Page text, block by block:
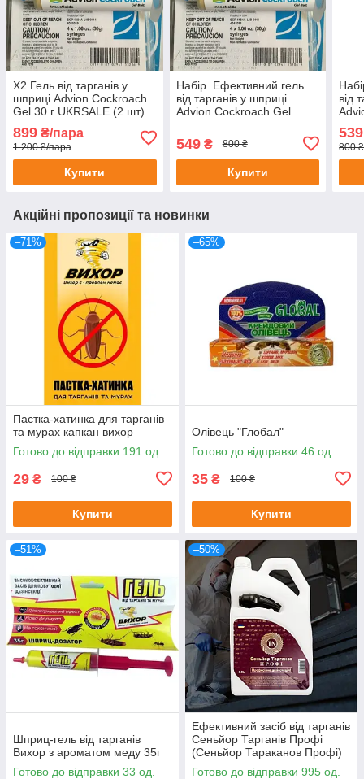
Х2 Гель від тарганів у
шприці Advion Cockroach
Gel 30 г UKRSALE (2 шт)
899 ₴/пара
1 200 ₴/пара
Купити
Набір. Ефективний гель
від тарганів у шприці
Advion Cockroach Gel
приманок від тарганів
Rubit
549₴ 800 ₴
Купити
від
539
800
Акційні пропозиції та новинки
–71%
Пастка-хатинка для тарганів
та мурах капкан вихор
Готово до відправки 191 од.
29 ₴ 100 ₴
Купити
–65%
Олівець "Глобал"
Готово до відправки 46 од.
35 ₴ 100 ₴
Купити
–51%
Шприц-гель від тарганів
Вихор з ароматом меду 35г
Готово до відправки 33 од.
–50%
Ефективний засіб від тарганів
Сеньйор Тарганів Профі
(Сеньйор Тараканов Профі)
готовий до застосування 5л
Готово до відправки 995 од.